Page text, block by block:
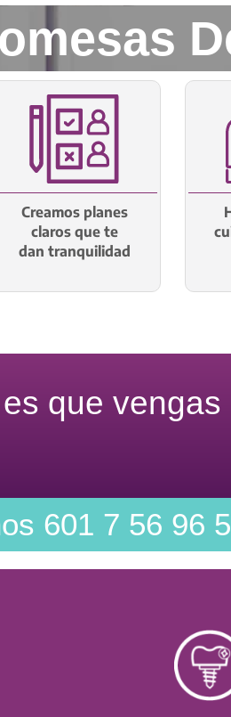
Creamos planes
claros que te
dan tranquilidad
que vengas
601 7 56 96